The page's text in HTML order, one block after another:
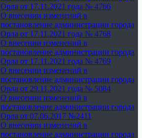
Орла от 17.11.2021 года № 4766
О внесении изменений в
постановление администрации города
Орла от 17.11.2021 года № 4768
О внесении изменений в
постановление администрации города
Орла от 17.11.2021 года № 4769
О внесении изменений в
постановление администрации города
Орла от 29.11.2021 года № 5084
О внесении изменений в
постановление администрации города
Орла от 07.06.2017 №2411
О внесении изменений в
постановление администрации города